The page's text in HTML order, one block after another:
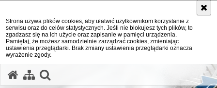
Strona używa plików cookies, aby ułatwić użytkownikom korzystanie z
serwisu oraz do celów statystycznych. Jeśli nie blokujesz tych plików, to
zgadzasz się na ich użycie oraz zapisanie w pamięci urządzenia.
Pamiętaj, że możesz samodzielnie zarządzać cookies, zmieniając
ustawienia przeglądarki. Brak zmiany ustawienia przeglądarki oznacza
wyrażenie zgody.